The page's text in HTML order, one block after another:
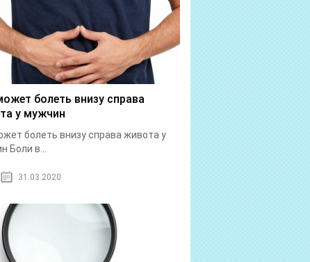
болеть внизу справа
у мужчин
болеть внизу справа живота у
Боли в...
31.03.2020